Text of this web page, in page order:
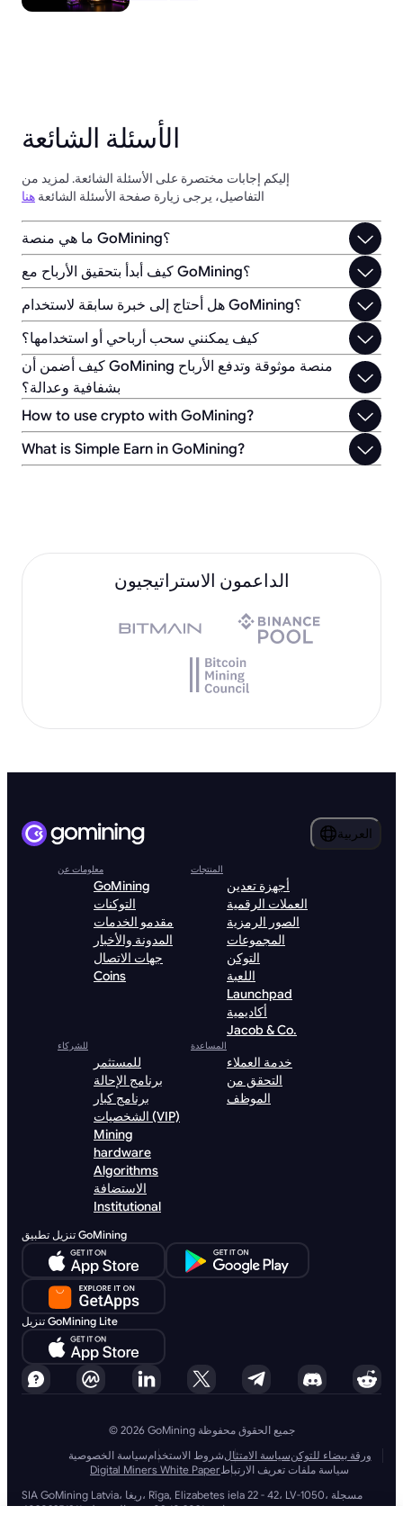
الأسئلة الشائعة
إليكم إجابات مختصرة على الأسئلة الشائعة. لمزيد من
التفاصيل، يرجى زيارة صفحة الأسئلة الشائعة هنا
ما هي منصة GoMining؟
كيف أبدأ بتحقيق الأرباح مع GoMining؟
هل أحتاج إلى خبرة سابقة لاستخدام GoMining؟
كيف يمكنني سحب أرباحي أو استخدامها؟
كيف أضمن أن GoMining منصة موثوقة وتدفع الأرباح
بشفافية وعدالة؟
How to use crypto with GoMining?
What is Simple Earn in GoMining?
الداعمون الاستراتيجيون
العربية
معلومات عن
GoMining
التوكنات
مقدمو الخدمات
المدونة والأخبار
جهات الاتصال
Coins
المنتجات
أجهزة تعدين
العملات الرقمية
الصور الرمزية
المجموعات
التوكن
اللعبة
Launchpad
أكاديمية
Jacob & Co.
للشركاء
للمستثمر
برنامج الإحالة
برنامج كبار
الشخصيات (VIP)
Mining
hardware
Algorithms
الاستضافة
Institutional
المساعدة
خدمة العملاء
التحقق من
الموظف
تنزيل تطبيق GoMining
تنزيل GoMining Lite
© 2026 GoMining جميع الحقوق محفوظة
سياسة الخصوصيةشروط الاستخدامسياسة الامتثالورقة بيضاء للتوكن
Digital Miners White Paperسياسة ملفات تعريف الارتباط
SIA GoMining Latvia، ريغا، Rīga, Elizabetes iela 22 - 42، LV-1050، مسجلة
بتاريخ 08.10.2021، رقم التسجيل: 40203351911